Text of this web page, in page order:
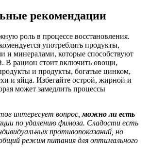
рекомендации
роль в процессе восстановления.
употреблять продукты,
и минералами, которые способствуют
В рацион стоит включить овощи,
и продукты, богатые цинком,
и яйца. Избегайте острой, жирной и
может замедлить процессы
интересует вопрос,можно ли есть
по удалению фимоза. Сладости есть
противопоказаний, но
режим питания для оптимального